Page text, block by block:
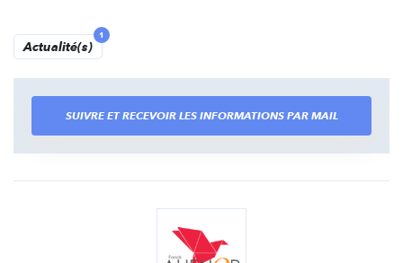
Actualité(s)
1
SUIVRE ET RECEVOIR LES INFORMATIONS PAR MAIL